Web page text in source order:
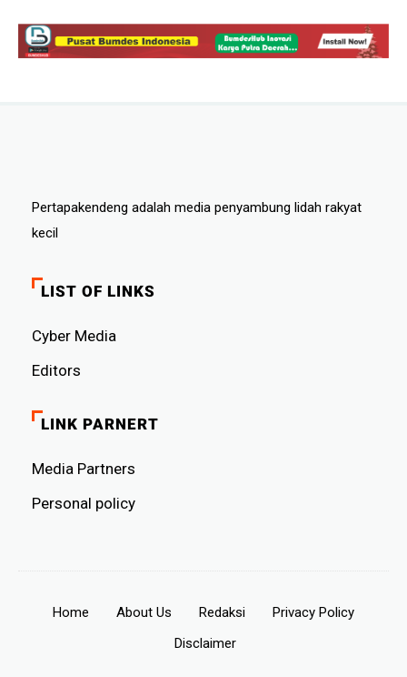
Pertapakendeng adalah media penyambung lidah rakyat
kecil
LIST OF LINKS
Cyber ​​Media
Editors
LINK PARNERT
Media Partners
Personal policy
Home About Us Redaksi
Privacy Policy
Disclaimer